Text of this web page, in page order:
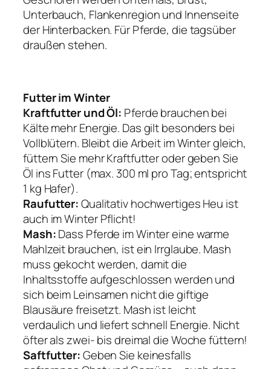
Unterbauch, Flankenregion und Innenseite
der Hinterbacken. Für Pferde, die tagsüber
draußen stehen.
Futter im Winter
Kraftfutter und Öl: Pferde brauchen bei
Kälte mehr Energie. Das gilt besonders bei
Vollblütern. Bleibt die Arbeit im Winter gleich,
füttern Sie mehr Kraftfutter oder geben Sie
Öl ins Futter (max. 300 ml pro Tag; entspricht
1 kg Hafer).
Raufutter:Qualitativ hochwertiges Heu ist
auch im Winter Pflicht!
Mash:Dass Pferde im Winter eine warme
Mahlzeit brauchen, ist ein Irrglaube. Mash
muss gekocht werden, damit die
Inhaltsstoffe aufgeschlossen werden und
sich beim Leinsamen nicht die giftige
Blausäure freisetzt. Mash ist leicht
verdaulich und liefert schnell Energie. Nicht
öfter als zwei- bis dreimal die Woche füttern!
Saftfutter:Geben Sie keinesfalls